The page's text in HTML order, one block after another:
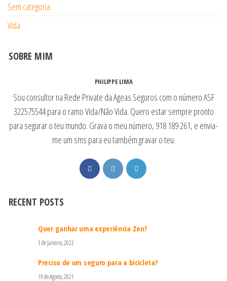
Sem categoria
Vida
SOBRE MIM
PHILIPPE LIMA
Sou consultor na Rede Private da Ageas Seguros com o número ASF
322575544 para o ramo Vida/Não Vida. Quero estar sempre pronto
para segurar o teu mundo. Grava o meu número, 918 189 261, e envia-
me um sms para eu também gravar o teu.
RECENT POSTS
Quer ganhar uma experiência Zen?
3 de Janeiro, 2022
Preciso de um seguro para a bicicleta?
19 de Agosto, 2021